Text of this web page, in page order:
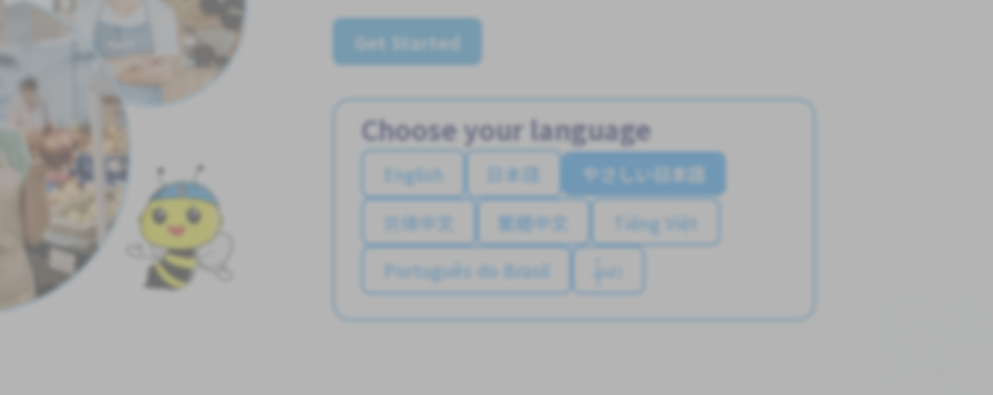
Get Started
Choose your language
English 日本語
やさしい日本語
简体中文
繁體中文
Tiếng Việt
Português do Brasil
န်မာ